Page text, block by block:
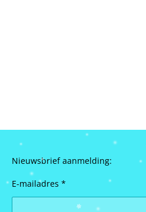
Nieuwsbrief aanmelding:
E-mailadres *